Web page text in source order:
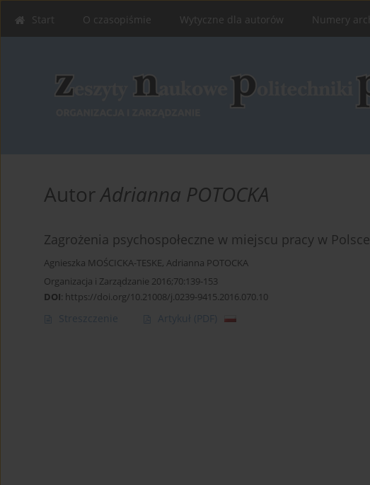
Start O czasopiśmie Wytyczne dla autorów Numery
AutorAdrianna POTOCKA
Zagrożenia psychospołeczne w miejscu pracy w Polsce
Agnieszka MOŚCICKA-TESKE, Adrianna POTOCKA
Organizacja i Zarządzanie 2016;70:139-153
DOI: https://doi.org/10.21008/j.0239-9415.2016.070.10
Streszczenie Artykuł (PDF)